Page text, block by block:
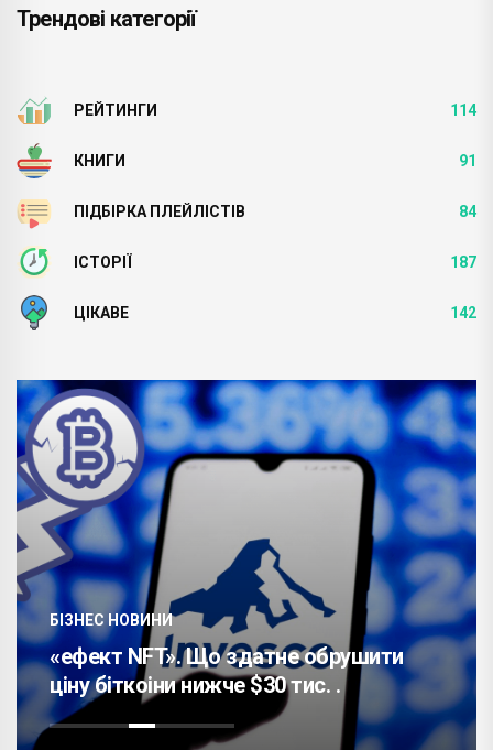
Трендові категорії
РЕЙТИНГИ 114
КНИГИ 91
ПІДБІРКА ПЛЕЙЛІСТІВ 84
ІСТОРІЇ 187
ЦІКАВЕ 142
БІЗНЕС НОВИНИ
«ефект NFT». Що здатне обрушити
ціну біткоіни нижче $30 тис. .